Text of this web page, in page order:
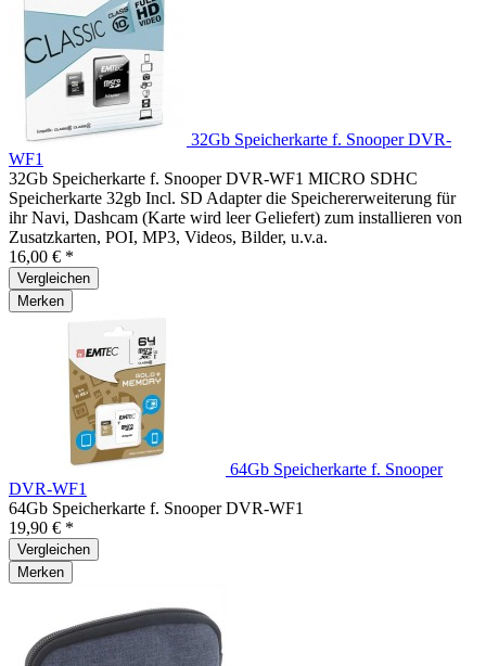
32Gb Speicherkarte f. Snooper DVR-
WF1
32Gb Speicherkarte f. Snooper DVR-WF1 MICRO SDHC
Speicherkarte 32gb Incl. SD Adapter die Speichererweiterung für
ihr Navi, Dashcam (Karte wird leer Geliefert) zum installieren von
Zusatzkarten, POI, MP3, Videos, Bilder, u.v.a.
16,00 € *
Vergleichen
Merken
64Gb Speicherkarte f. Snooper
DVR-WF1
64Gb Speicherkarte f. Snooper DVR-WF1
19,90 € *
Vergleichen
Merken